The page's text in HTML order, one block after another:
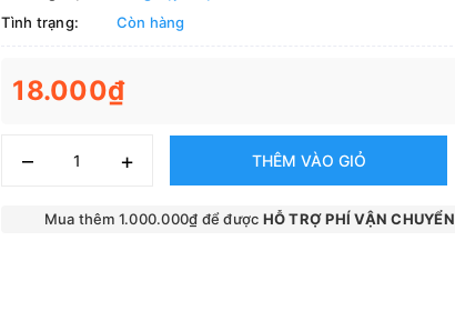
Tình trạng:
Còn hàng
18.000₫
– + THÊM VÀO GIỎ
Mua thêm 1.000.000₫ để được HỖ TRỢ PHÍ VẬN CHUYỂN